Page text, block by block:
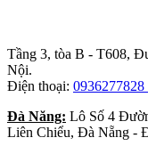
Tầng 3, tòa B - T608,
Nội.
Điện thoại: 0936277828
Đà Năng: Lô Số 4
Liên Chiểu, Đà Nẵng -